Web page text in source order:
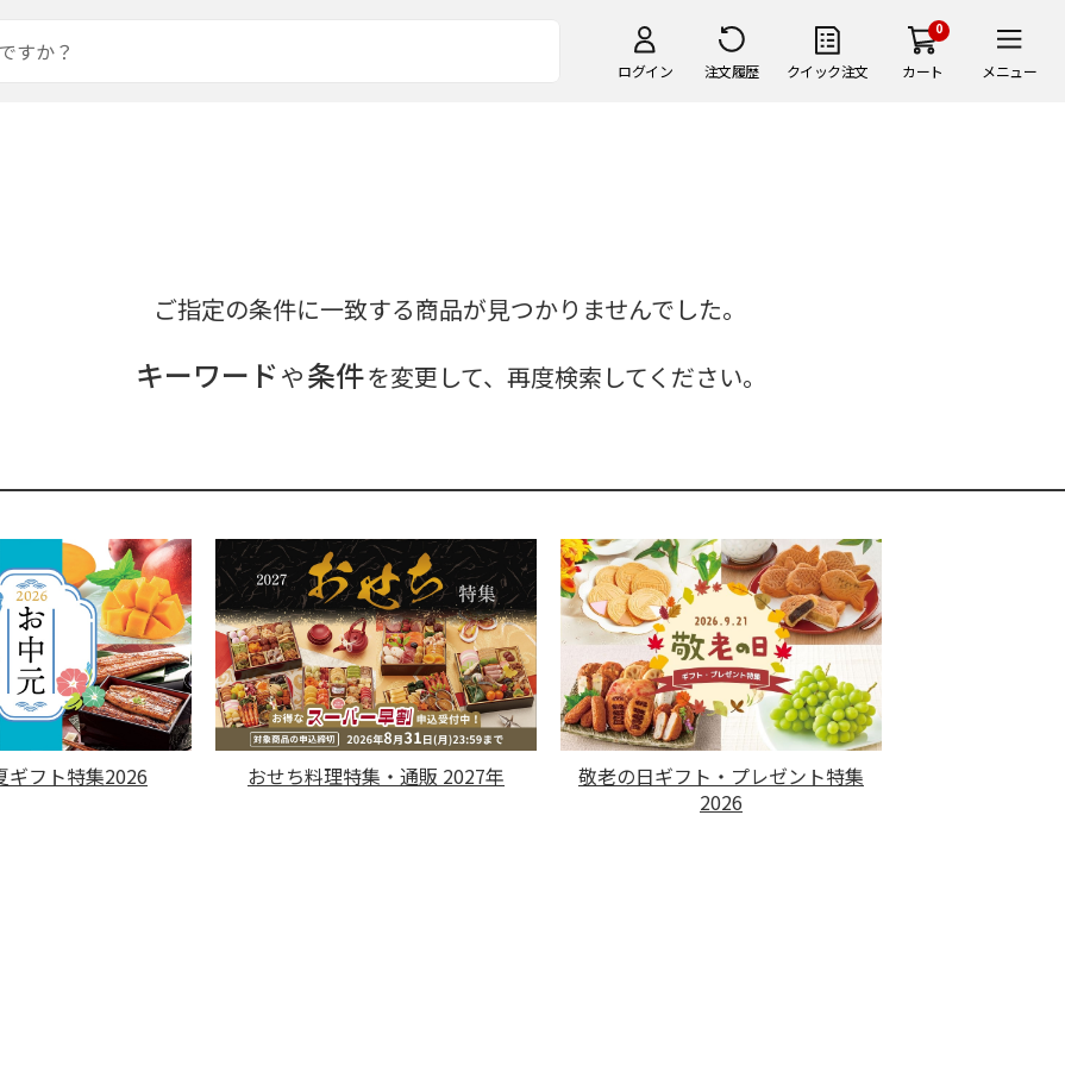
ログイン 注文履歴 クイック注文
0
カート メニュー
ご指定の条件に一致する商品が見つかりませんでした。
キーワードや条件を変更して、再度検索してください。
ギフト特集2026 おせち料理特集・通販 2027年
敬老の日ギフト・プレゼント特集
2026